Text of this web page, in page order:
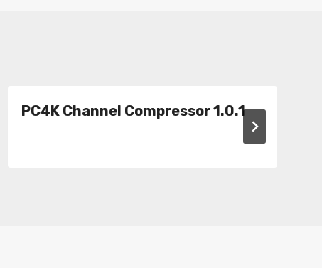
PC4K Channel Compressor 1.0.1